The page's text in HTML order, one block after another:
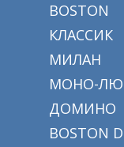
BOSTON
КЛАССИК
МИЛАН
МОНО-
ДОМИНО
BOSTON